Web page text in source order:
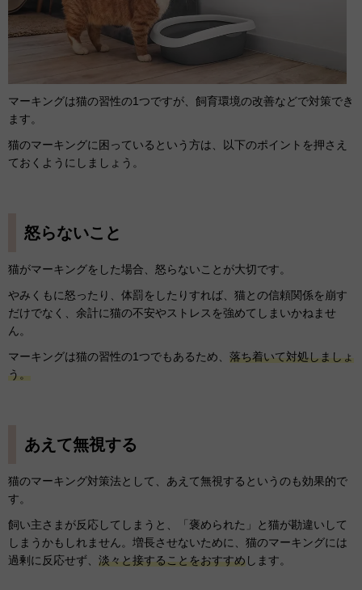
マーキングは猫の習性の1つですが、飼育環境の改善などで対策でき
ます。
猫のマーキングに困っているという方は、以下のポイントを押さえ
ておくようにしましょう。
怒らないこと
猫がマーキングをした場合、怒らないことが大切です。
やみくもに怒ったり、体罰をしたりすれば、猫との信頼関係を崩す
だけでなく、余計に猫の不安やストレスを強めてしまいかねませ
ん。
マーキングは猫の習性の1つでもあるため、 落ち着いて対処しましょ
う。
あえて無視する
猫のマーキング対策法として、あえて無視するというのも効果的で
す。
飼い主さまが反応してしまうと、「褒められた」と猫が勘違いして
しまうかもしれません。増長させないために、猫のマーキングには
過剰に反応せず、 淡々と接することをおすすめします。